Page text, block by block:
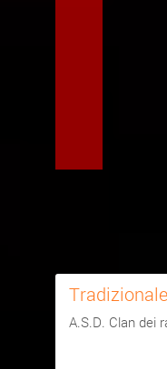
Tradizionale
A.S.D. Clan dei